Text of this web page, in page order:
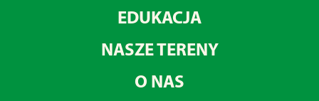
EDUKACJA
NASZE TERENY
O NAS